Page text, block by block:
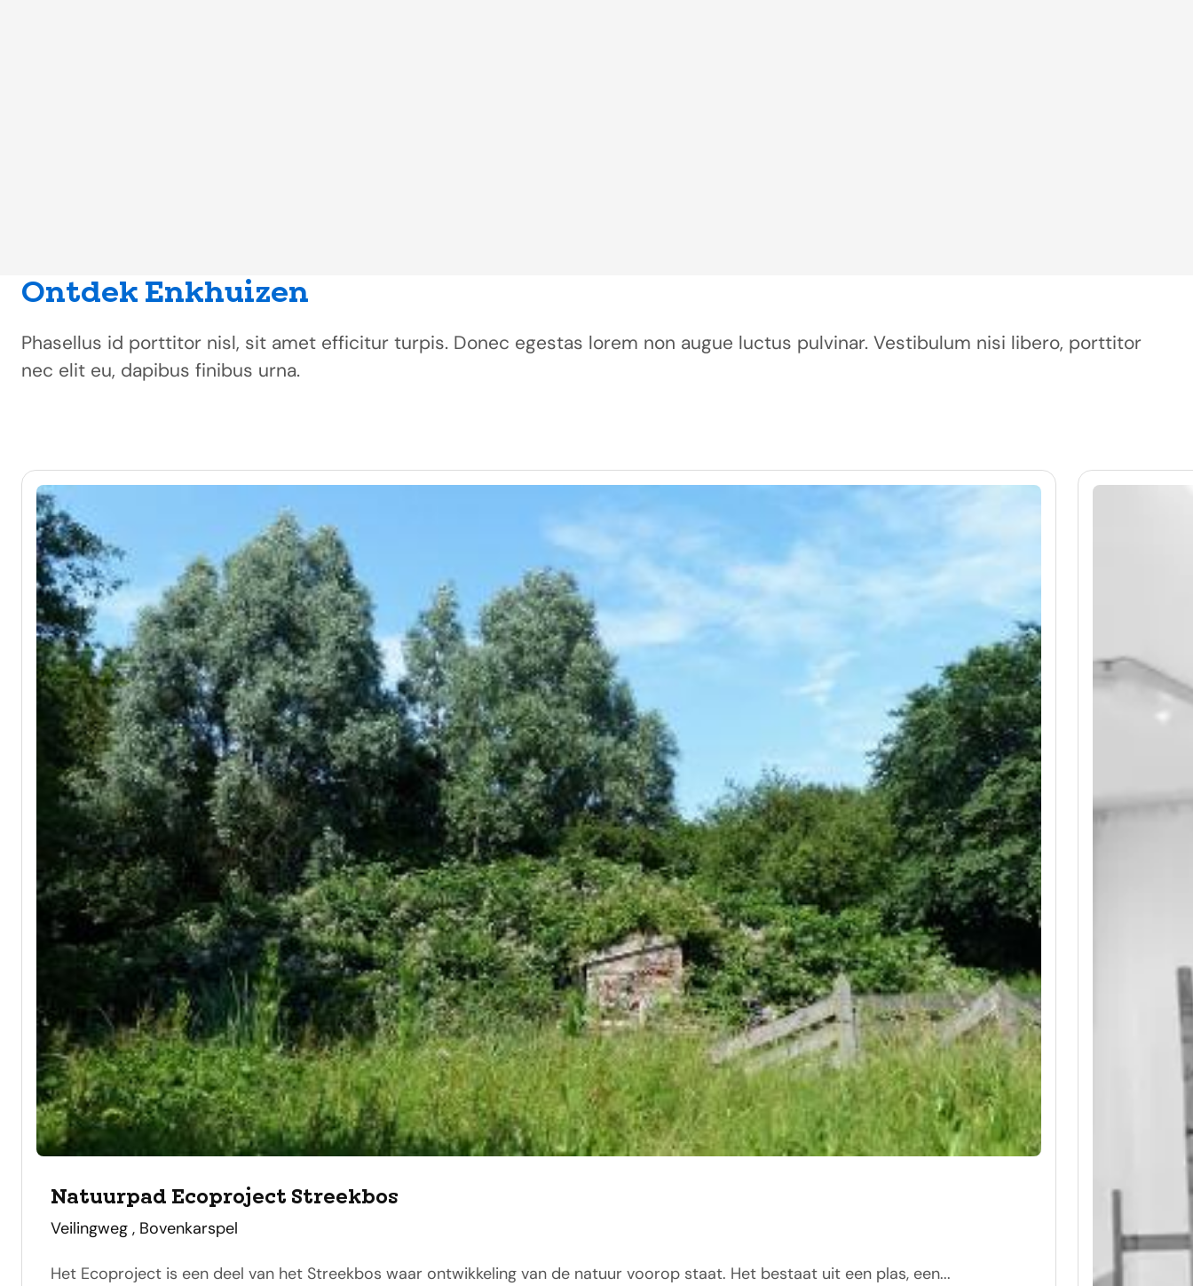
Ontdek Enkhuizen
Phasellus id porttitor nisl, sit amet efficitur turpis. Donec egestas lorem non augue luctus pulvinar. Vestibulum nisi libero, porttitor
nec elit eu, dapibus finibus urna.
Natuurpad Ecoproject Streekbos
adres
Veilingweg , Bovenkarspel
Het Ecoproject is een deel van het Streekbos waar ontwikkeling van de natuur voorop staat. Het bestaat uit een plas, een...